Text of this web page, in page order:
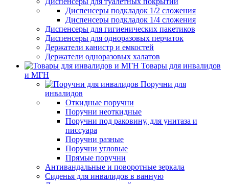
Диспенсеры подкладок 1/2 сложения
Диспенсеры подкладок 1/4 сложения
Диспенсеры для гигиенических пакетиков
Диспенсеры для одноразовых перчаток
Держатели канистр и емкостей
Держатели одноразовых халатов
Товары для инвалидов
и МГН
Поручни для
инвалидов
Откидные поручни
Поручни неоткидные
Поручни под раковину, для унитаза и
писсуара
Поручни разные
Поручни угловые
Прямые поручни
Антивандальные и поворотные зеркала
Сиденья для инвалидов в ванную